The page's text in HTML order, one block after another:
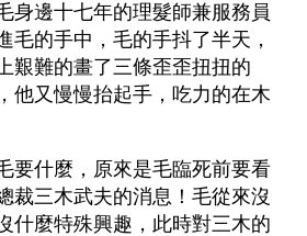
身邊十七年的理髮師兼服務員
毛的手中，毛的手抖了半天，
艱難的畫了三條歪歪扭扭的
他又慢慢抬起手，吃力的在木
要什麼，原來是毛臨死前要看
裁三木武夫的消息！毛從來沒
什麼特殊興趣，此時對三木的